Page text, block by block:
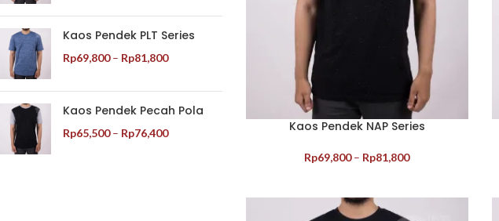
Kaos Pendek PLT Series
Rp69,800 – Rp81,800
Kaos Pendek Pecah Pola
Rp65,500 – Rp76,400 Kaos Pendek NAP Series
Rp69,800 – Rp81,800